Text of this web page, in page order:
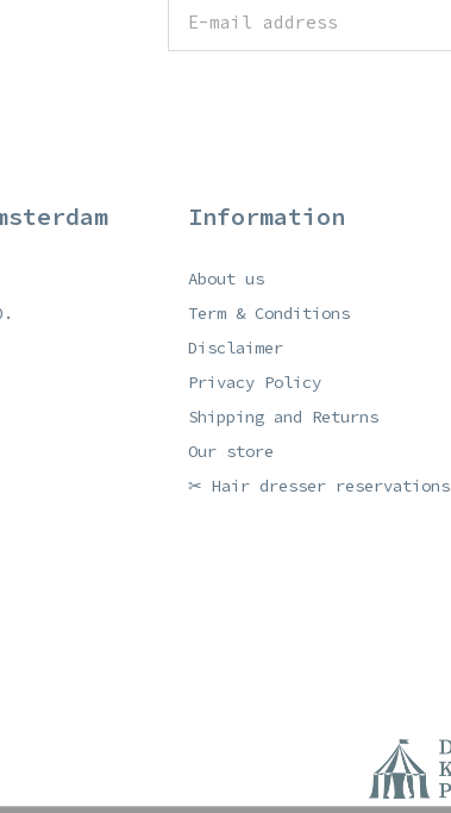
Information
About us
Term & Conditions
Disclaimer
Privacy Policy
Shipping and Returns
Our store
✂ Hair dresser reservations